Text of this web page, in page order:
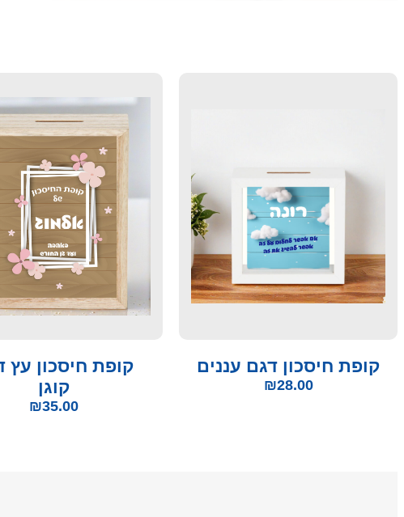
קופת חיסכון דגם עננים
₪28.00
קופת חיסכון עץ
קוגן
₪35.00